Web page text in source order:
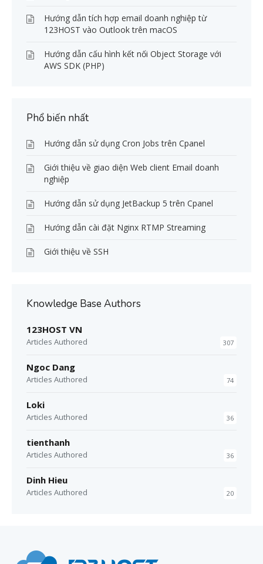
Hướng dẫn tích hợp email doanh nghiệp từ
123HOST vào Outlook trên macOS
Hướng dẫn cấu hình kết nối Object Storage với
AWS SDK (PHP)
Phổ biến nhất
Hướng dẫn sử dụng Cron Jobs trên Cpanel
Giới thiệu về giao diện Web client Email doanh
nghiệp
Hướng dẫn sử dụng JetBackup 5 trên Cpanel
Hướng dẫn cài đặt Nginx RTMP Streaming
Giới thiệu về SSH
Knowledge Base Authors
123HOST VN
Articles Authored 307
Ngoc Dang
Articles Authored 74
Loki
Articles Authored 36
tienthanh
Articles Authored 36
Dinh Hieu
Articles Authored 20